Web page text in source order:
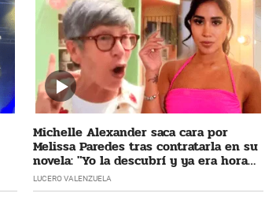
Michelle Alexander saca cara por
Melissa Paredes tras contratarla en su
novela: "Yo la descubrí y ya era hora
que regrese"
LUCERO VALENZUELA